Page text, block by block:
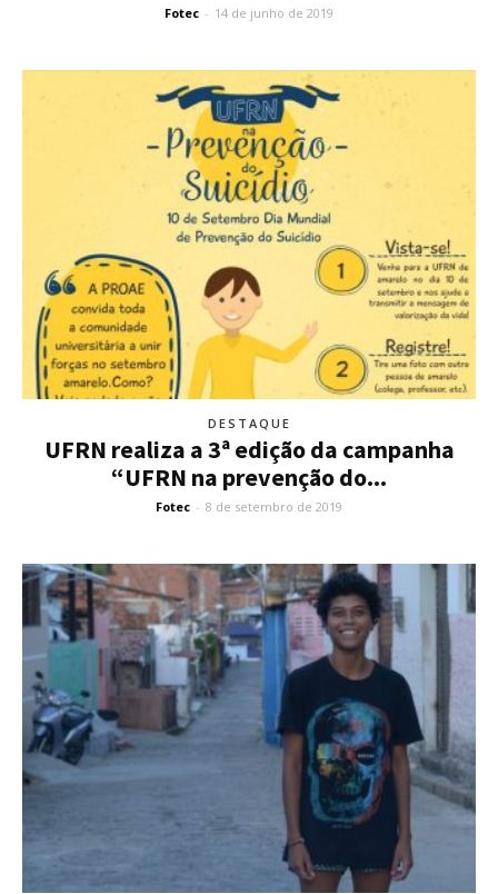
Fotec - 14 de junho de 2019
DESTAQUE
UFRN realiza a 3ª edição da campanha
“UFRN na prevenção do...
Fotec - 8 de setembro de 2019